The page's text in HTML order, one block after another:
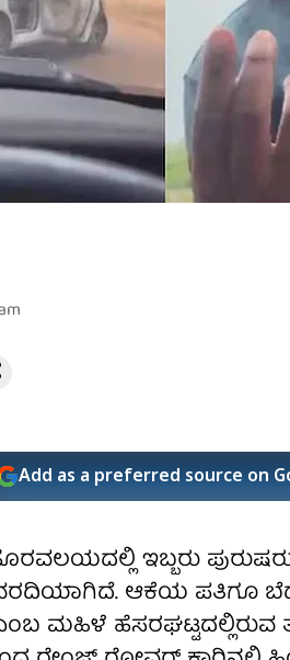
Add as a preferred source on
ಇಬ್ಬರು
ವರದಿಯಾಗಿದೆ. ಆಕೆಯ ಪತಿಗೂ
ಮಹಿಳೆ